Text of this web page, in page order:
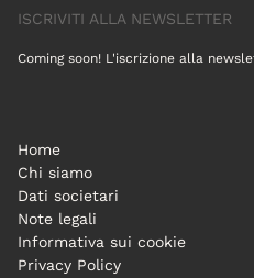
ISCRIVITI ALLA NEWSLETTER
Coming soon! L'iscrizione alla
Home
Chi siamo
Dati societari
Note legali
Informativa sui cookie
Privacy Policy